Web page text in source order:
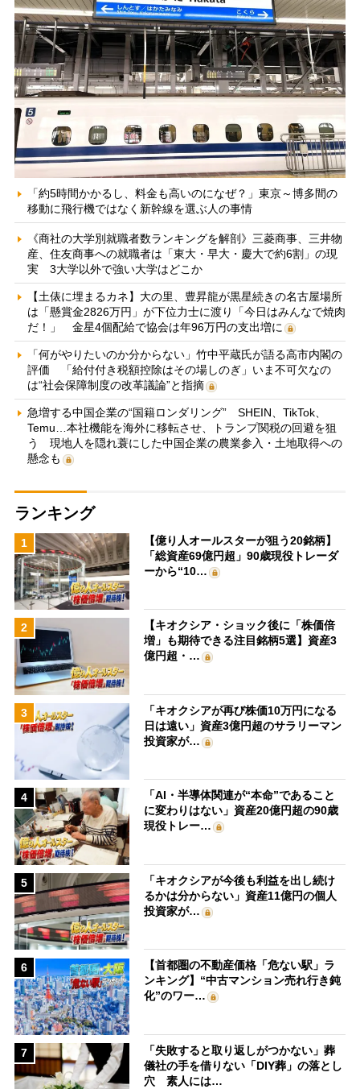
「約5時間かかるし、料金も高いのになぜ？」東京～博多間の
移動に飛行機ではなく新幹線を選ぶ人の事情
《商社の大学別就職者数ランキングを解剖》三菱商事、三井物
産、住友商事への就職者は「東大・早大・慶大で約6割」の現
実 3大学以外で強い大学はどこか
【土俵に埋まるカネ】大の里、豊昇龍が黒星続きの名古屋場所
は「懸賞金2826万円」が下位力士に渡り「今日はみんなで焼肉
だ！」 金星4個配給で協会は年96万円の支出増に
「何がやりたいのか分からない」竹中平蔵氏が語る高市内閣の
評価 「給付付き税額控除はその場しのぎ」いま不可欠なの
は“社会保障制度の改革議論”と指摘
急増する中国企業の“国籍ロンダリング” SHEIN、TikTok、
Temu…本社機能を海外に移転させ、トランプ関税の回避を狙
う 現地人を隠れ蓑にした中国企業の農業参入・土地取得への
懸念も
ランキング
1
【億り人オールスターが狙う20銘柄】
「総資産69億円超」90歳現役トレーダ
ーから“10…
2
【キオクシア・ショック後に「株価倍
増」も期待できる注目銘柄5選】資産3
億円超・…
3
「キオクシアが再び株価10万円になる
日は遠い」資産3億円超のサラリーマン
投資家が…
4
「AI・半導体関連が“本命”であること
に変わりはない」資産20億円超の90歳
現役トレー…
5
「キオクシアが今後も利益を出し続け
るかは分からない」資産11億円の個人
投資家が…
6
【首都圏の不動産価格「危ない駅」ラ
ンキング】“中古マンション売れ行き鈍
化”のワー…
7
「失敗すると取り返しがつかない」葬
儀社の手を借りない「DIY葬」の落とし
穴 素人には…